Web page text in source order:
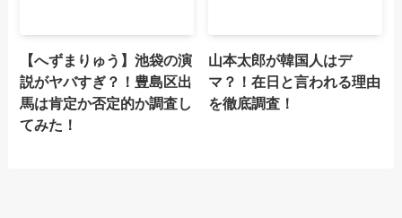
【へずまりゅう】池袋の演
説がヤバすぎ？！豊島区出
馬は肯定か否定的か調査し
てみた！
山本太郎が韓国人はデ
マ？！在日と言われる理由
を徹底調査！